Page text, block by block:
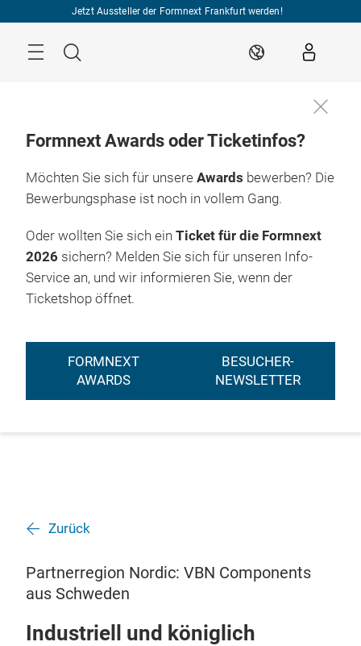
Jetzt Aussteller der Formnext Frankfurt werden!
Suche DE
Formnext Awards oder Ticketinfos?
Möchten Sie sich für unsere Awards bewerben? Die
Bewerbungsphase ist noch in vollem Gang.
Oder wollten Sie sich ein Ticket für die Formnext
2026 sichern? Melden Sie sich für unseren Info-
Service an, und wir informieren Sie, wenn der
Ticketshop öffnet.
FORMNEXT
AWARDS
BESUCHER-
NEWSLETTER
Zurück
Partnerregion Nordic: VBN Components
aus Schweden
Industriell und königlich